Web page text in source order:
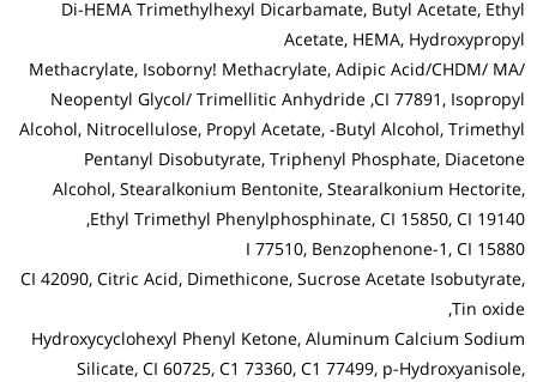
Di-HEMA Trimethylhexyl Dicarbamate, Butyl Acetate, Ethyl
Acetate, HEMA, Hydroxypropyl
Methacrylate, Isoborny! Methacrylate, Adipic Acid/CHDM/ MA/
Neopentyl Glycol/ Trimellitic Anhydride ,CI 77891, Isopropyl
Alcohol, Nitrocellulose, Propyl Acetate, -Butyl Alcohol, Trimethyl
Pentanyl Disobutyrate, Triphenyl Phosphate, Diacetone
Alcohol, Stearalkonium Bentonite, Stearalkonium Hectorite,
Ethyl Trimethyl Phenylphosphinate, CI 15850, CI 19140,
I 77510, Benzophenone-1, CI 15880
CI 42090, Citric Acid, Dimethicone, Sucrose Acetate Isobutyrate,
Tin oxide,
Hydroxycyclohexyl Phenyl Ketone, Aluminum Calcium Sodium
Silicate, CI 60725, C1 73360, C1 77499, p-Hydroxyanisole,